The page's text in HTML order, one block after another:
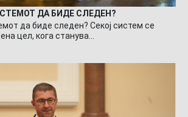
ДА БИДЕ СЛЕДЕН?
да биде следен? Секој систем се
цел, кога станува…